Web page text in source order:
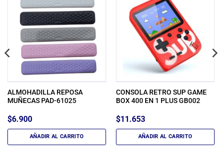
ALMOHADILLA REPOSA
MUÑECAS PAD-61025
$6.900
AÑADIR AL CARRITO
CONSOLA RETRO SUP GAME
BOX 400 EN 1 PLUS GB002
$11.653
AÑADIR AL CARRITO